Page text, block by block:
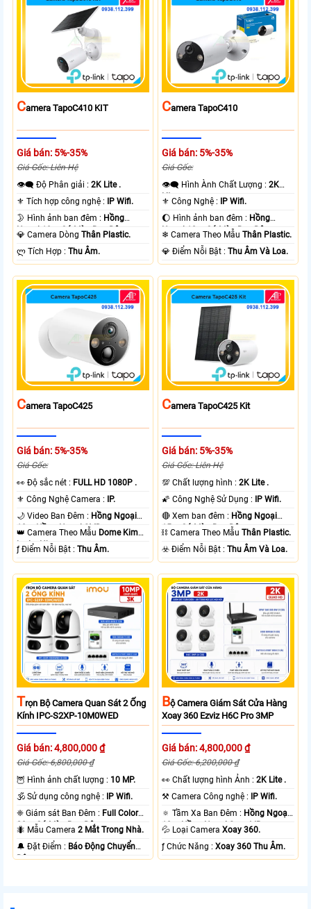
CAmera TapoC410 KIT
Giá bán: 5%-35%
Giá Gốc: Liên Hệ
👁️‍🗨 Độ Phân giải :2K Lite .
⚜️ Tích hợp công nghệ : IP Wifi.
🌛 Hình ảnh ban đêm : Hồng
Ngoại 10m Có Màu Ban Ðêm.
💎 Camera DòngThân Plastic.
️ლ Tích Hợp :Thu Âm.
CAmera TapoC410
Giá bán: 5%-35%
Giá Gốc:
👁️‍🗨 Hình Ành Chất Lượng :2K
Lite .
⚜️ Công Nghệ : IP Wifi.
🌔 Hình ảnh ban đêm : Hồng
Ngoại 10m Có Màu Ban Ðêm.
❄ Camera Theo MẫuThân Plastic.
️💎 Điểm Nỗi Bật :Thu Âm Và Loa.
CAmera TapoC425
Giá bán: 5%-35%
Giá Gốc:
️👀 Độ sắc nét : FULL HD 1080P .
⚜️ Công Nghệ Camera : IP.
🌙 Video Ban Đêm : Hồng Ngoại
10m Hồng Ngoại SMD.
👑 Camera Theo Mẫu Dome Kim
loại + Nhựa.
️ƒ Điểm Nỗi Bật :Thu Âm.
CAmera TapoC425 Kit
Giá bán: 5%-35%
Giá Gốc: Liên Hệ
💯 Chất lượng hình :2K Lite .
🌠 Công Nghệ Sử Dụng : IP Wifi.
🔴 Xem ban đêm : Hồng Ngoại
15m Có Màu Ban Ðêm.
⛓ Camera Theo MẫuThân Plastic.
️☣️ Điểm Nỗi Bật :Thu Âm Và Loa.
TRọn Bộ Camera Quan Sát 2 Ống
Kính IPC-S2XP-10M0WED
Giá bán: 4,800,000 ₫
Giá Gốc: 6,800,000 ₫
🦉 Hình ảnh chất lượng : 10 MP.
🕉️ Sử dụng công nghệ :
IP Wifi.
❈ Giám sát Ban Đêm : Full Color
20m Có Màu Ban Ðêm.
🐜 Mẫu Camera2 Mắt Trong Nhà.
️🔔 Đặt Điểm : Báo Động Chuyển
Động.
BỘ Camera Giám Sát Cửa Hàng
Xoay 360 Ezviz H6C Pro 3MP
Giá bán: 4,800,000 ₫
Giá Gốc: 6,200,000 ₫
️👀 Chất lượng hình Ảnh :2K Lite .
⚒ Camera Công nghệ :
IP Wifi.
🔅 Tầm Xa Ban Đêm : Hồng Ngoại
10m Hồng Ngoại Smart IR.
💦 Loại CameraXoay 360.
️ƒ Chức Năng :Xoay 360 Thu Âm.